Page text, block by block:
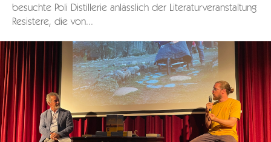
besuchte Poli Distillerie anlässlich der Literaturveranstaltung
Resistere, die von...